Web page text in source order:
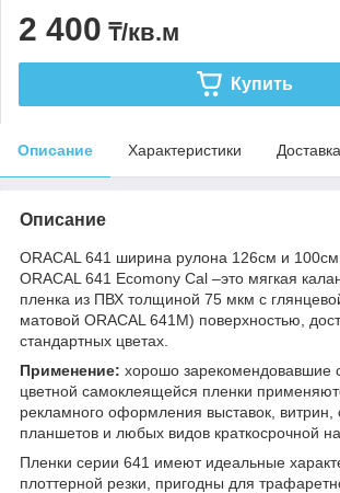
2 400 ₸/кв.м
Купить
Описание Характеристики Доставка
Описание
ORACAL 641 ширина рулона 126см и 100см
ORACAL 641 Ecomony Cal –это мягкая
пленка из ПВХ толщиной 75 мкм с
матовой ORACAL 641M) поверхностью,
стандартных цветах.
Применение: хорошо зарекомендовавшие
цветной самоклеящейся пленки
рекламного оформления выставок, витрин,
планшетов и любых видов краткосрочной
Пленки серии 641 имеют идеальные
плоттерной резки, пригодны для